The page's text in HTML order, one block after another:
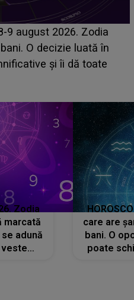
ASCUNS până
din Casa Iubirii
despre mama
nu te iubesc pentru
Zodia
marcată
adună
care are
bani. O
poate